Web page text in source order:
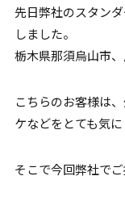
先日弊社のスタン
しました。
栃木県那須烏山市
こちらのお客様は
ケなどをとても気
そこで今回弊社で